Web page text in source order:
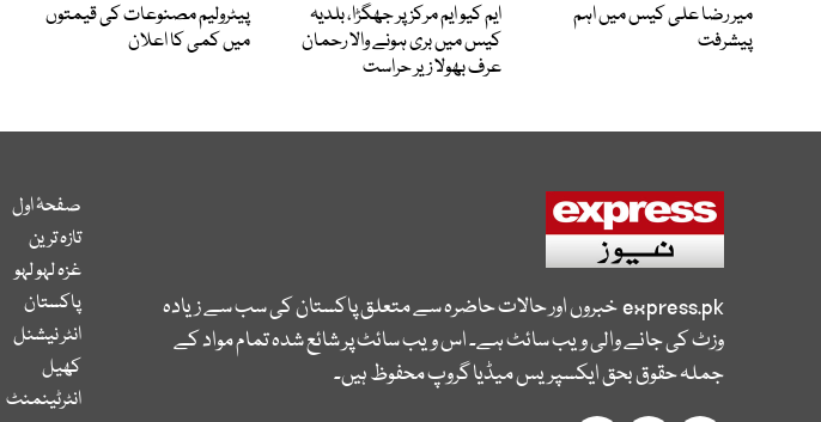
میر رضا علی کیس میں اہم
پیشرفت
ایم کیو ایم مرکز پر جھگڑا، بلدیہ
کیس میں بری ہونے والا رحمان
عرف بھولا زیر حراست
پیٹرولیم مصنوعات کی قیمتوں
میں کمی کا اعلان
express.pkخبروں اور حالات حاضرہ سے متعلق پاکستان کی سب سے زیادہ
وزٹ کی جانے والی ویب سائٹ ہے۔ اس ویب سائٹ پر شائع شدہ تمام مواد کے
جملہ حقوق بحق ایکسپریس میڈیا گروپ محفوظ ہیں۔
صفحۂ اول
تازہ ترین
غزہ لہو لہو
پاکستان
انٹر نیشنل
کھیل
انٹرٹینمنٹ